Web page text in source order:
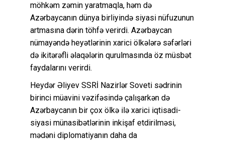
möhkəm zəmin yaratmaqla, həm də
Azərbaycanın dünya birliyində siyasi nüfuzunun
artmasına dərin töhfə verirdi. Azərbaycan
nümayəndə heyətlərinin xarici ölkələrə səfərləri
də ikitərəfli əlaqələrin qurulmasında öz müsbət
faydalarını verirdi.
Heydər Əliyev SSRİ Nazirlər Soveti sədrinin
birinci müavini vəzifəsində çalışarkən də
Azərbaycanın bir çox ölkə ilə xarici iqtisadi-
siyasi münasibətlərinin inkişaf etdirilməsi,
mədəni diplomatiyanın daha da